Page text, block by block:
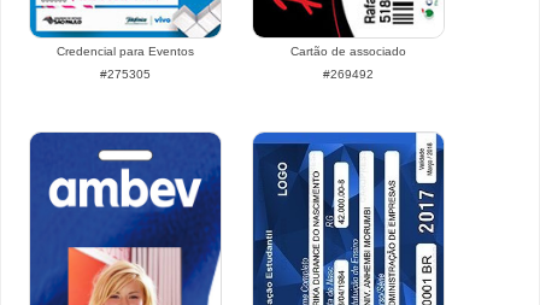
Credencial para Eventos
#275305
Cartão de associado
#269492